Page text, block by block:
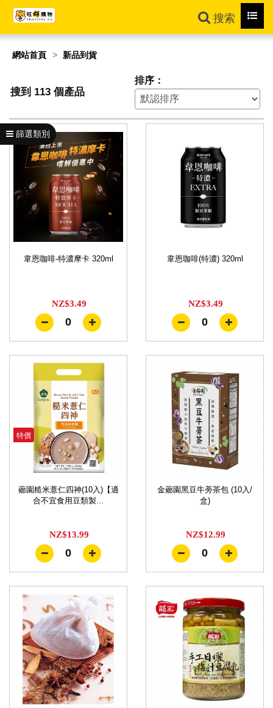
搜索
網站首頁 新品到貨
篩選類別
搜到 113 個產品
排序：
韋恩咖啡-特濃摩卡 320ml
NZ$3.49
0
韋恩咖啡(特濃) 320ml
NZ$3.49
0
特價
薌園糙米薏仁四神(10入)【適
合不宜食用豆類製...
NZ$13.99
0
金薌園黑豆牛蒡茶包 (10入/
盒)
NZ$12.99
0